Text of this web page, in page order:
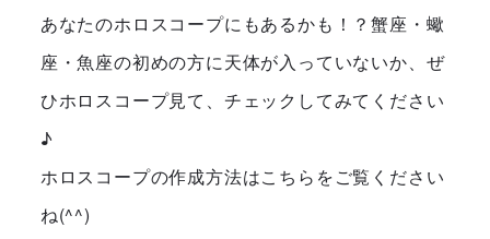
あなたのホロスコープにもあるかも！？蟹座・蠍
座・魚座の初めの方に天体が入っていないか、ぜ
ひホロスコープ見て、チェックしてみてください
♪
ホロスコープの作成方法はこちらをご覧ください
ね(^^)